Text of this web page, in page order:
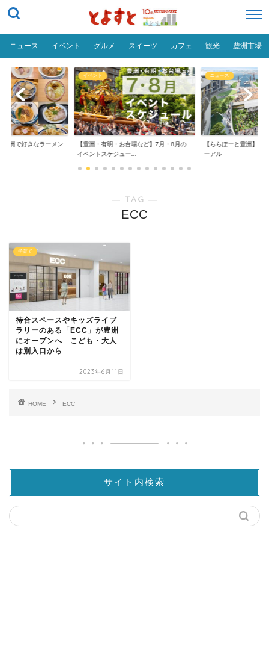
ニュース イベント グルメ スイーツ カフェ 観光 豊洲市場
豊洲で好きなラーメン
イベント
【豊洲・有明・お台場など】7月・8月の
イベントスケジュー...
ニュース
【ららぽーと豊洲】
ーアル
― TAG ―
ECC
子育て
待合スペースやキッズライブ
ラリーのある「ECC」が豊洲
にオープンへ こども・大人
は別入口から
2023年6月11日
HOME ECC
サイト内検索